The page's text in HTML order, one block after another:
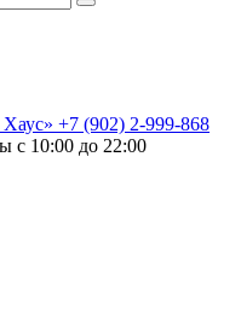
+7 (902) 2-999-868
с 10:00 до 22:00